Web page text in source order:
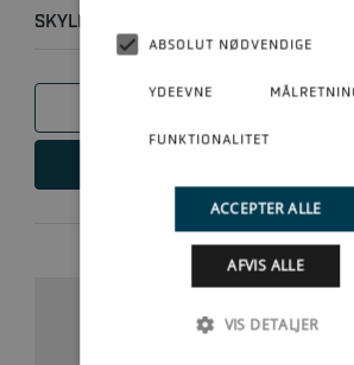
SKYLLESÆT
ABSOLUT NØDVENDIGE
YDEEVNE
FUNKTIONALITET
ACCEPTER ALLE
AFVIS ALLE
VIS DETALJER